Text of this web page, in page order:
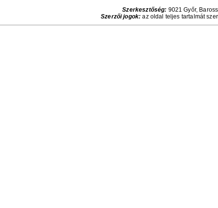
Szerkesztőség: 9021 Győr,
Szerzői jogok: az oldal teljes tartalmát